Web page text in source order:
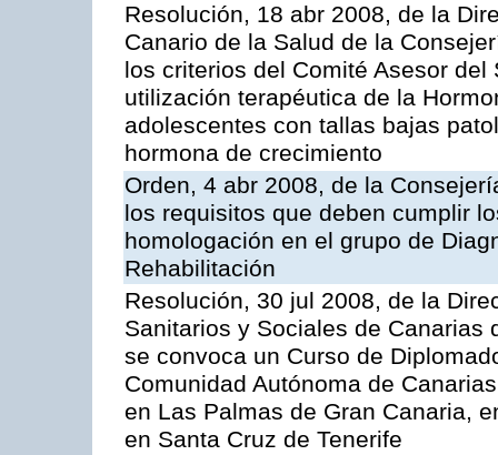
Resolución, 18 abr 2008, de la
Canario de la Salud de la
los criterios del Comité Asesor
utilización terapéutica de la
adolescentes con tallas bajas
hormona de crecimiento
Orden, 4 abr 2008, de la
los requisitos que deben cumplir
homologación en el grupo de
Rehabilitación
Resolución, 30 jul 2008, de la
Sanitarios y Sociales de Canarias
se convoca un Curso de
Comunidad Autónoma de
en Las Palmas de Gran Canaria,
en Santa Cruz de Tenerife